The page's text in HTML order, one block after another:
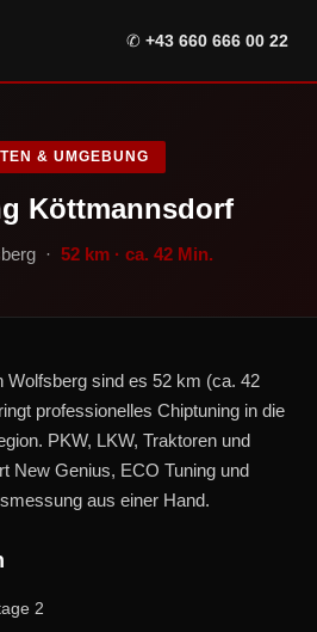
✆ +43 660 666 00 22
& UMGEBUNG
Köttmannsdorf
· 52 km · ca. 42 Min.
Wolfsberg sind es 52 km (ca. 42
professionelles Chiptuning in die
PKW, LKW, Traktoren und
New Genius, ECO Tuning und
aus einer Hand.
2